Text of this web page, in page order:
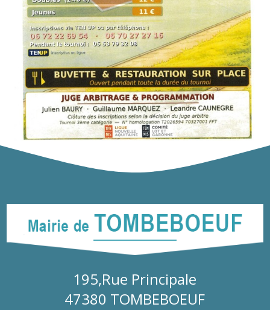
195,Rue Principale
47380 TOMBEBOEUF